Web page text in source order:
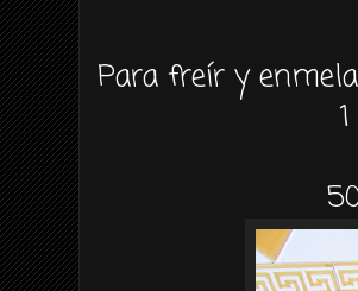
Para freír y